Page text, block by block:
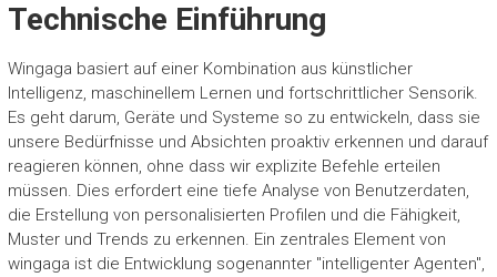
Technische Einführung
Wingaga basiert auf einer Kombination aus künstlicher
Intelligenz, maschinellem Lernen und fortschrittlicher Sensorik.
Es geht darum, Geräte und Systeme so zu entwickeln, dass sie
unsere Bedürfnisse und Absichten proaktiv erkennen und darauf
reagieren können, ohne dass wir explizite Befehle erteilen
müssen. Dies erfordert eine tiefe Analyse von Benutzerdaten,
die Erstellung von personalisierten Profilen und die Fähigkeit,
Muster und Trends zu erkennen. Ein zentrales Element von
wingaga ist die Entwicklung sogenannter "intelligenter Agenten",